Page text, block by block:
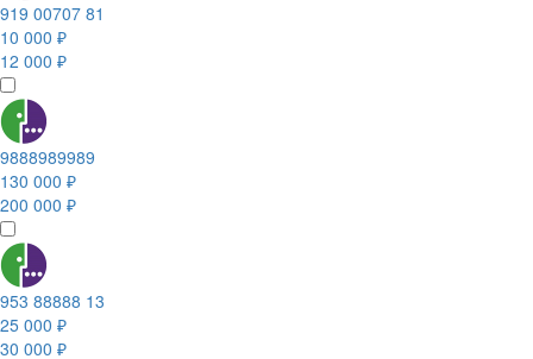
919 00707 81
10 000 ₽
12 000 ₽
9888989989
130 000 ₽
200 000 ₽
953 88888 13
25 000 ₽
30 000 ₽